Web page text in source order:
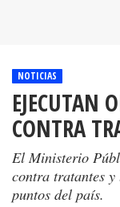
NOTICIAS
EJECUTAN
CONTRA
El Ministerio
contra tratantes y
puntos del país.